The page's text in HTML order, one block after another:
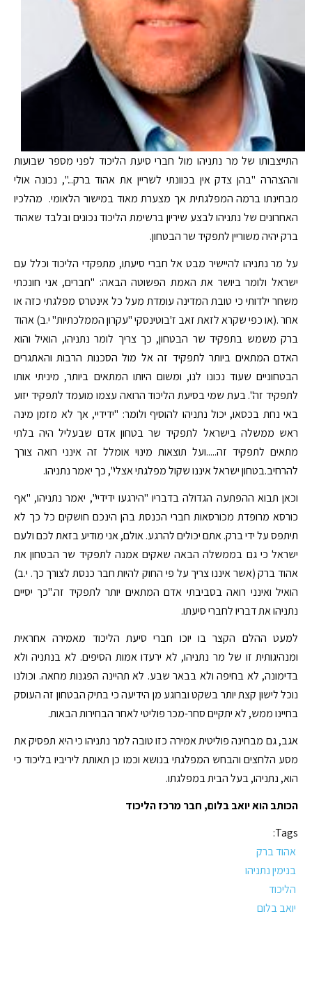
התייצבותו של מר נתניהו מול חברי סיעת הליכוד לפני מספר שבועות
וההצהרה "בהן צדק אין בכוונתי לשריין את אהוד ברק...", נכונה אולי
מבחינתו ברמה המפלגתית אך מצערת מאוד במישור הלאומי. מהלכיו
האחרונים של נתניהו לבצע שיריון ברשימת הליכוד נכונים ובלבד שאהוד
ברק יהיה משוריין לתפקיד שר הבטחון.
על מר נתניהו להיישיר מבט אל חברי סיעתו, מתפקדי הליכוד וכלל עם
ישראל ולומר ביושר את האמת הפשוטה הבאה: "חברים, אני חונכתי
משחר ילדותי כי טובת המדינה עומדת מעל כל אינטרס מפלגתי כזה או
אחר .(או כפי שקרא לזאת זאב ז'בוטינסקי "עקרון הממלכתיות" י.ב) אהוד
ברק משמש בתפקיד שר הבטחון, כך צריך לומר נתניהו, הואיל והוא
האדם המתאים ביותר לתפקיד זה אל מול הסכנות הרבות והאתגרים
הבטחוניים שעוד נכונו לנו, ומשום היותו המתאים ביותר, מיניתי אותו
לתפקיד זה". בעת שמי בסיעת הליכוד הרואה עצמו מועמד לתפקיד יזוע
באי נחת בכסאו, יכול נתניהו להוסיף ולומר: "ידידיי, אך לא מזמן מינה
ראש ממשלה בישראל לתפקיד שר בטחון אדם שבעליל היה בלתי
מתאים לתפקיד זה.....ועל תוצאות מינוי אומלל זה אינני רואה צורך
להרחיב.בטחון ישראל איננו שקול מפלגתי אצלי", כך יאמר נתניהו.
וכאן תבוא ההפתעה הגדולה בדבריו "הירגעו ידידיי", יאמר נתניהו, "אף
כורסא מרופדת מכורסאות חברי הכנסת בהן הינכם חושקים כל כך לא
תיתפס על ידי ברק. אתם יכולים להרגע. אולם, אני מודיע בזאת לכם ולעם
ישראל כי גם בממשלה הבאה שאקים אמנה לתפקיד שר הבטחון את
אהוד ברק (אשר איננו צריך על פי החוק להיות חבר כנסת לצורך כך. י.ב)
הואיל ואינני רואה בסביבתי אדם המתאים יותר לתפקיד זה."כך יסיים
נתניהו את דבריו לחברי סיעתו.
למעט ההלם הקצר בו יוכו חברי סיעת הליכוד מאמירה אחראית
ומנהיגותית זו של מר נתניהו, לא ירעדו אמות הסיפים. לא בנתניה ולא
בדימונה, לא בחיפה ולא בבאר שבע. לא תהיינה הפגנות מחאה. וכולנו
נוכל לישון קצת יותר בשקט וברוגע מן הידיעה כי בתיק הבטחון זה העוסק
בחיינו ממש, לא יתקיים סחר-מכר פוליטי לאחר הבחירות הבאות.
אגב, גם מבחינה פוליטית אמירה כזו טובה למר נתניהו כי היא תפסיק את
מסע הלחצים והבחש המפלגתי בנושא וכמו כן תאותת ליריביו בליכוד כי
הוא, נתניהו, בעל הבית במפלגתו.
הכותב הוא יואב בלום, חבר מרכז הליכוד
Tags:
אהוד ברק
בנימין נתניהו
הליכוד
יואב בלום